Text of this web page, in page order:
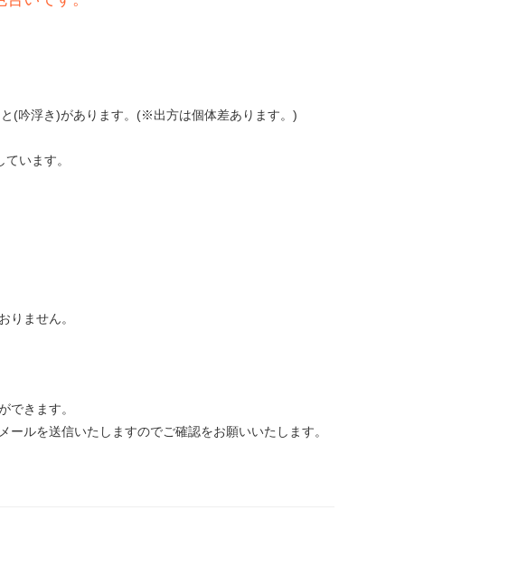
(吟浮き)があります。(※出方は個体差あります。)
います。
りません。
できます。
ルを送信いたしますのでご確認をお願いいたします。